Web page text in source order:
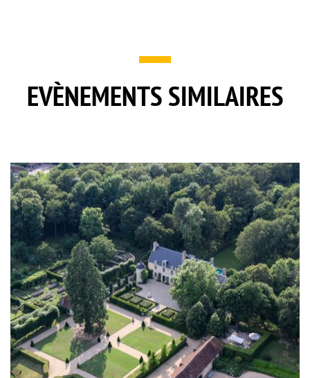
EVÈNEMENTS SIMILAIRES